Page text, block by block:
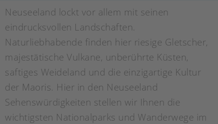
Neuseeland lockt vor allem mit seinen
eindrucksvollen Landschaften.
Naturliebhabende finden hier riesige Gletscher,
majestätische Vulkane, unberührte Küsten,
saftiges Weideland und die einzigartige Kultur
der Maoris. Hier in den Neuseeland
Sehenswürdigkeiten stellen wir Ihnen die
wichtigsten Nationalparks und Wanderwege im